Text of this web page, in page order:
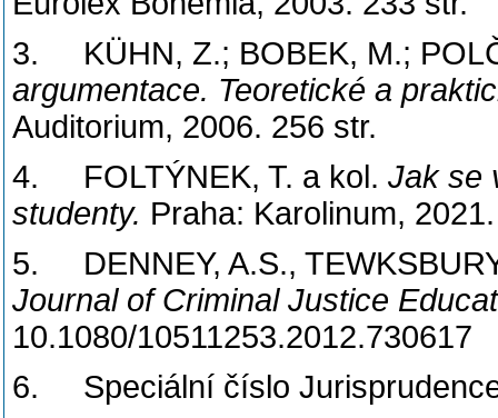
3. KÜHN, Z.; BOBEK, M.;
argumentace. Teoretické a
Auditorium, 2006. 256 str.
4. FOLTÝNEK, T. a kol. Jak se
studenty. Praha: Karolinum, 2021.
5. DENNEY, A.S.,
Journal of Criminal Justice
10.1080/10511253.2012.730617
6. Speciální číslo